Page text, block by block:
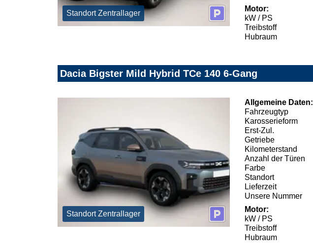
Standort Zentrallager
Motor:
kW / PS
Treibstoff
Hubraum
Dacia Bigster Mild Hybrid TCe 140 6-Gang
Standort Zentrallager
Allgemeine Daten:
Fahrzeugtyp
Karosserieform
Erst-Zul.
Getriebe
Kilometerstand
Anzahl der Türen
Farbe
Standort
Lieferzeit
Unsere Nummer
Motor:
kW / PS
Treibstoff
Hubraum